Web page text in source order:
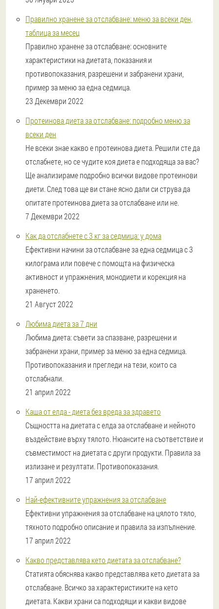
Правилно хранене за отслабване: меню за всеки ден,
таблица за месец
Правилно хранене за отслабване: основните
характеристики на диетата, показания и
противопоказания, разрешени и забранени храни,
пример за меню за една седмица.
23 Декември 2022
Протеинова диета за отслабване: подробно меню за
всеки ден
Не всеки знае какво е протеинова диета. Решили сте да
отслабнете, но се чудите коя диета е подходяща за вас?
Ще анализираме подробно всички видове протеинови
диети. След това ще ви стане ясно дали си струва да
опитате протеинова диета за отслабване или не.
7 Декември 2022
Как да отслабнете с 3 кг за седмица: у дома
Ефективни начини за отслабване за една седмица с 3
килограма или повече с помощта на физическа
активност и упражнения, монодиети и корекция на
храненето.
21 Август 2022
Любима диета за 7 дни
Любима диета: съвети за спазване, разрешени и
забранени храни, пример за меню за една седмица.
Противопоказания и прегледи на тези, които са
отслабнали.
21 април 2022
Каша от елда - диета без вреда за здравето
Същността на диетата с елда за отслабване и нейното
въздействие върху тялото. Нюансите на съответствие и
съвместимост на диетата с други продукти. Правила за
излизане и резултати. Противопоказания.
17 април 2022
Най-ефективните упражнения за отслабване
Ефективни упражнения за отслабване на цялото тяло,
тяхното подробно описание и правила за изпълнение.
17 април 2022
Какво представлява кето диетата за отслабване?
Статията обяснява какво представлява кето диетата за
отслабване. Всичко за характеристиките на кето
диетата. Какви храни са подходящи и какви видове